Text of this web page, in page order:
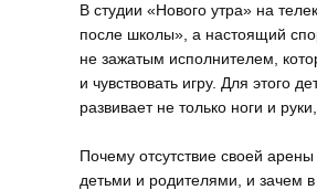
В студии «Нового утра» на
после школы», а настоящий
не зажатым исполнителем,
и чувствовать игру. Для этого
развивает не только ноги и
Почему отсутствие своей
детьми и родителями, и зачем